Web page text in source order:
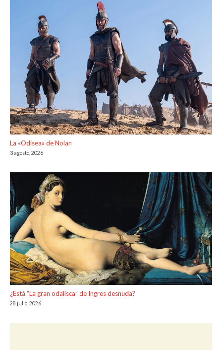
La «Odisea» de Nolan
3 agosto, 2026
¿Está “La gran odalisca” de Ingres desnuda?
28 julio, 2026